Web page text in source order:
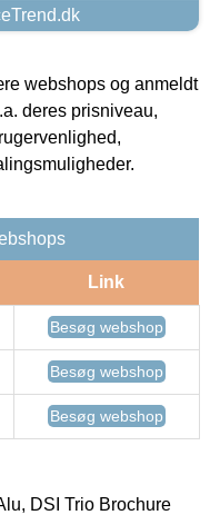
webshops og anmeldt
deres prisniveau,
Link
Besøg webshop
Besøg webshop
Besøg webshop
DSI Trio Brochure